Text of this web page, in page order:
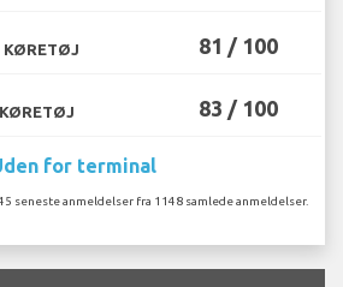
KØRETØJ 81 / 100
KØRETØJ 83 / 100
for terminal
seneste anmeldelser fra 1148 samlede anmeldelser.